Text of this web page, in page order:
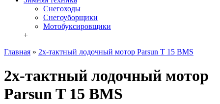
Снегоходы
Cнегоуборщики
Мотобуксировщики
+
Главная » 2х-тактный лодочный мотор Parsun T 15 BMS
2х-тактный лодочный мотор
Parsun T 15 BMS